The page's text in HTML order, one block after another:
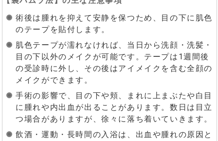
術後は腫れを抑えて安静を保つため、目の下に肌色
のテープを貼付します。
肌色テープが濡れなければ、当日から洗顔・洗髪・
目の下以外のメイクが可能です。テープは1週間後
の受診時に外し、その後はアイメイクを含む全顔の
メイクができます。
手術の影響で、目の下や頬、まれに上まぶたや白目
に腫れや内出血が出ることがあります。数日は目立
つ場合がありますが、徐々に落ち着いていきます。
飲酒・運動・長時間の入浴は、出血や腫れの原因と